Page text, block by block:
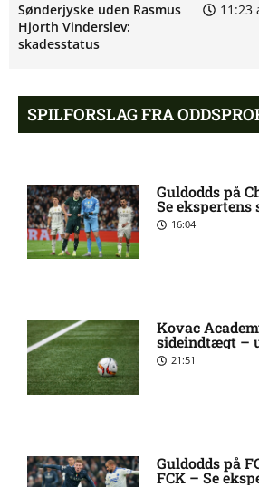
Sønderjyske uden Rasmus
Hjorth Vinderslev:
skadesstatus
11:23
Alexander Magnus Busch
skadet: seneste nyt hos
9:46
Mads Lautrup Freundlich på
skadeslisten hos Silkeborg IF
8:31
Status på Paul Izzo hos
Randers FC
mod Brøndby IF: Optakt,
forventede opstillinger,
SPILFORSLAG FRA
Guldodds på
Se
16:04
Kovac
sideindtægt –
21:51
Guldodds på
FCK – Se